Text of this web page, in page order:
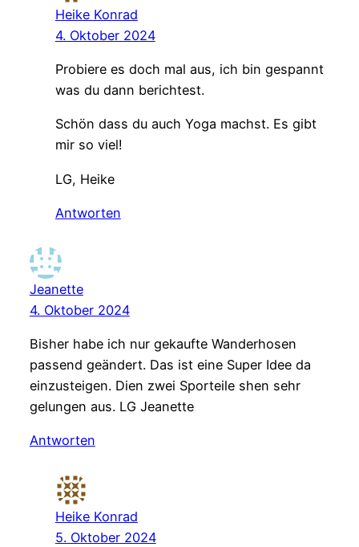
Heike Konrad
4. Oktober 2024
Probiere es doch mal aus, ich bin gespannt
was du dann berichtest.
Schön dass du auch Yoga machst. Es gibt
mir so viel!
LG, Heike
Antworten
Jeanette
4. Oktober 2024
Bisher habe ich nur gekaufte Wanderhosen
passend geändert. Das ist eine Super Idee da
einzusteigen. Dien zwei Sporteile shen sehr
gelungen aus. LG Jeanette
Antworten
Heike Konrad
5. Oktober 2024